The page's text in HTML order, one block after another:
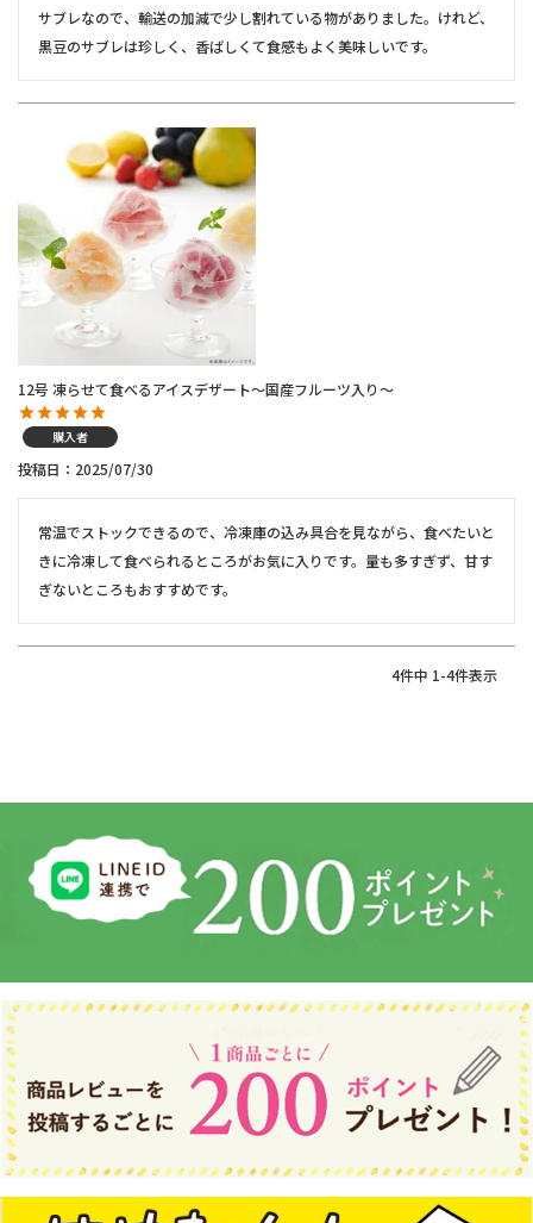
サブレなので、輸送の加減で少し割れている物がありました。けれど、
黒豆のサブレは珍しく、香ばしくて食感もよく美味しいです。
12号 凍らせて食べるアイスデザート～国産フルーツ入り～
購入者
投稿日 2025/07/30
常温でストックできるので、冷凍庫の込み具合を見ながら、食べたいと
きに冷凍して食べられるところがお気に入りです。量も多すぎず、甘す
ぎないところもおすすめです。
4件中 1-4件表示